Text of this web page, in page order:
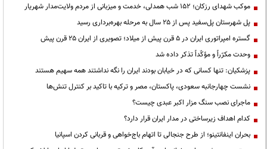
موکب شهدای رزکان؛ ۱۵۲ شب همدلی، خدمت و میزبانی از مردم ولایت‌مدار شهریار
پل شهرستان پل‌سفید پس از ۲۵ سال به مرحله بهره‌برداری رسید
گستره امپراتوری ایران در ۵ قرن پیش از میلاد؛ تصویری از ایران ۲۵ قرن پیش
وحدت مکرّراً و مؤکّداً تذکر داده شد
پزشکیان: تنها کسانی که در خیابان بودند ایران را نگه نداشتند همه سهیم هستند
نشست چهارجانبه سعودی، پاکستان، مصر و ترکیه با تاکید بر کنترل تنش‌ها
ماجرای نصب سنگ مزار اکبر عبدی چیست؟
کدام اهداف زیرساختی در مدار ایران قرار دارد؟
بحران اینفانتینو؛ از طرح جنجالی تا اتهام باج‌خواهی و قربانی کردن اسپانیا